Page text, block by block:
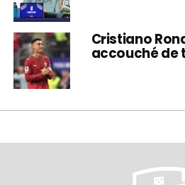
Cristiano
accouché de